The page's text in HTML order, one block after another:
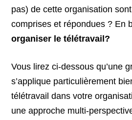
pas) de cette organisation
comprises et répondues ? En
organiser le télétravail?
Vous lirez ci-dessous qu’une
s’applique particulièrement
télétravail dans votre
une approche multi-